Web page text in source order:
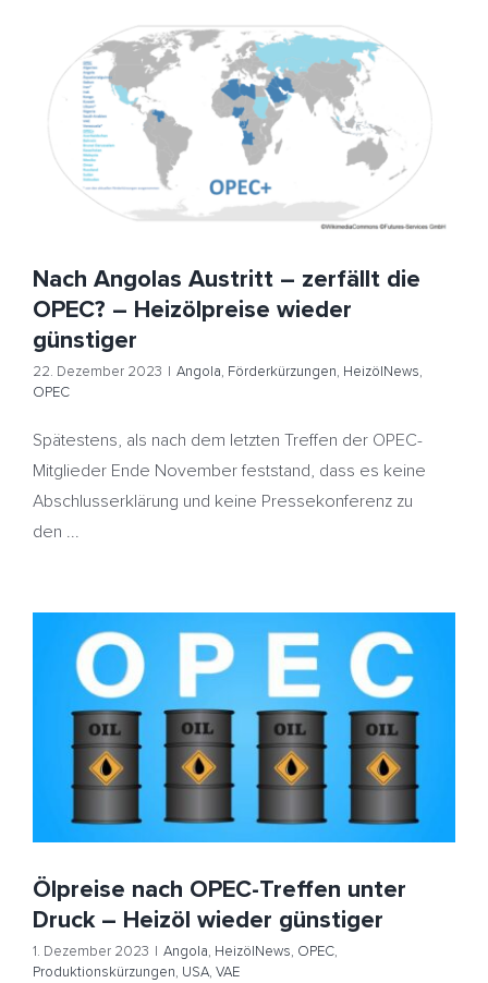
Nach Angolas Austritt – zerfällt die OPEC? –
Heizölpreise wieder günstiger
Förderkürzungen OPEC
Nach Angolas Austritt – zerfällt die
OPEC? – Heizölpreise wieder
günstiger
22. Dezember 2023 | Angola, Förderkürzungen, HeizölNews,
OPEC
Spätestens, als nach dem letzten Treffen der OPEC-
Mitglieder Ende November feststand, dass es keine
Abschlusserklärung und keine Pressekonferenz zu
den ...
Ölpreise nach OPEC-Treffen unter Druck – Heizöl
wieder günstiger
Angola HeizölNews OPEC Produktionskürzungen USA
VAE
Ölpreise nach OPEC-Treffen unter
Druck – Heizöl wieder günstiger
1. Dezember 2023 | Angola, HeizölNews, OPEC,
Produktionskürzungen, USA, VAE